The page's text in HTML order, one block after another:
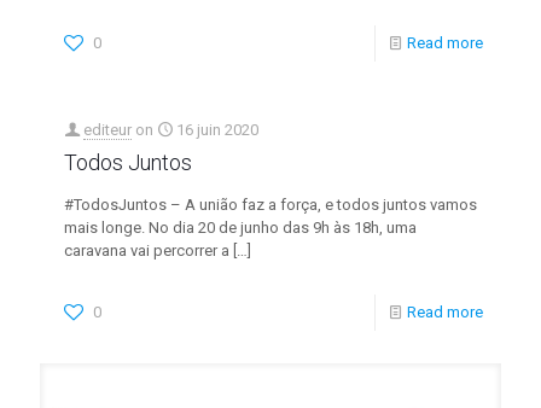
0 Read more
editeur on 16 juin 2020
Todos Juntos
#TodosJuntos – A união faz a força, e todos juntos vamos
mais longe. No dia 20 de junho das 9h às 18h, uma
caravana vai percorrer a […]
0 Read more